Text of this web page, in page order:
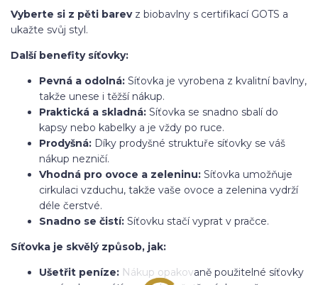
Vyberte si z pěti barevz biobavlny s certifikací GOTS a
ukažte svůj styl.
Další benefity síťovky:
Pevná a odolná: Síťovka je vyrobena z kvalitní bavlny,
takže unese i těžší nákup.
Praktická a skladná: Síťovka se snadno sbalí do
kapsy nebo kabelky a je vždy po ruce.
Prodyšná: Díky prodyšné struktuře síťovky se váš
nákup nezničí.
Vhodná pro ovoce a zeleninu: Síťovka umožňuje
cirkulaci vzduchu, takže vaše ovoce a zelenina vydrží
déle čerstvé.
Snadno se čistí: Síťovku stačí vyprat v pračce.
Síťovka je skvělý způsob, jak:
Ušetřit peníze: Nákup opakovaně použitelné síťovky